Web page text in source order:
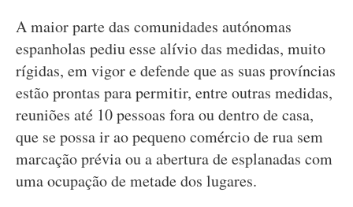
A maior parte das comunidades autónomas
espanholas pediu esse alívio das medidas, muito
rígidas, em vigor e defende que as suas províncias
estão prontas para permitir, entre outras medidas,
reuniões até 10 pessoas fora ou dentro de casa,
que se possa ir ao pequeno comércio de rua sem
marcação prévia ou a abertura de esplanadas com
uma ocupação de metade dos lugares.